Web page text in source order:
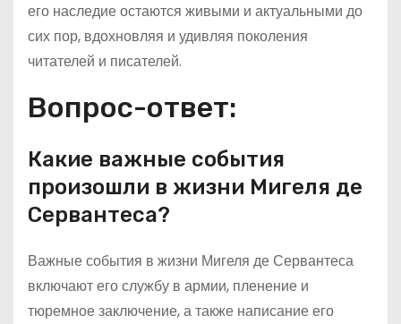
его наследие остаются живыми и актуальными до
сих пор, вдохновляя и удивляя поколения
читателей и писателей.
Вопрос-ответ:
Какие важные события
произошли в жизни Мигеля де
Сервантеса?
Важные события в жизни Мигеля де Сервантеса
включают его службу в армии, пленение и
тюремное заключение, а также написание его